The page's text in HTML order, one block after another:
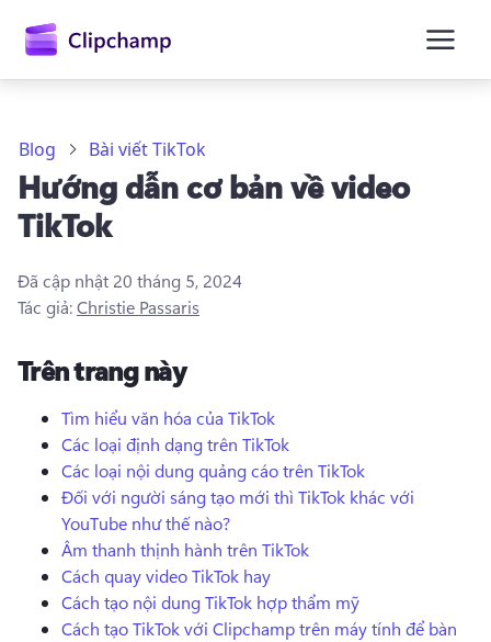
dung
chính
Đăng nhập
Dùng thử miễn phí
Blog Bài viết TikTok
Hướng dẫn cơ bản về video
TikTok
Đã cập nhật 20 tháng 5, 2024
Tác giả:Christie Passaris
Trên trang này
Tìm hiểu văn hóa của TikTok
Các loại định dạng trên TikTok
Các loại nội dung quảng cáo trên TikTok
Đối với người sáng tạo mới thì TikTok khác với
YouTube như thế nào?
Âm thanh thịnh hành trên TikTok
Cách quay video TikTok hay
Cách tạo nội dung TikTok hợp thẩm mỹ
Cách tạo TikTok với Clipchamp trên máy tính để bàn